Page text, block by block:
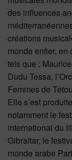
des influences
créations
monde entier, en
tels que :
Dudu Tessa,
Femmes de
Elle s’est
notamment le
international du
Gibraltar, le
monde arabe